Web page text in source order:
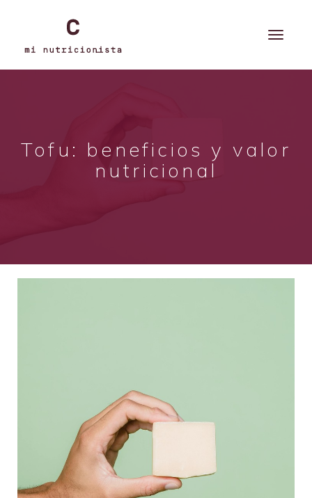
Tofu: beneficios y valor
nutricional